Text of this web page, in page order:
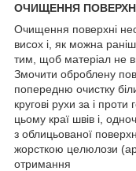
ОЧИЩЕННЯ
Очищення поверхні
висох і, як можна
тим, щоб матеріал не
Змочити оброблену
попередню очистку
кругові рухи за і
цьому краї швів і,
з облицьованої
жорсткою целюлози
отримання